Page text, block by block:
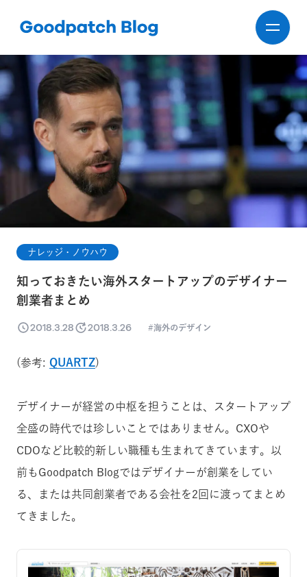
ナレッジ・ノウハウ
知っておきたい海外スタートアップのデザイナー
創業者まとめ
2018.3.28 2018.3.26 海外のデザイン
(参考: QUARTZ)
デザイナーが経営の中枢を担うことは、スタートアップ
全盛の時代では珍しいことではありません。CXOや
CDOなど比較的新しい職種も生まれてきています。以
前もGoodpatch Blogではデザイナーが創業をしてい
る、または共同創業者である会社を2回に渡ってまとめ
てきました。